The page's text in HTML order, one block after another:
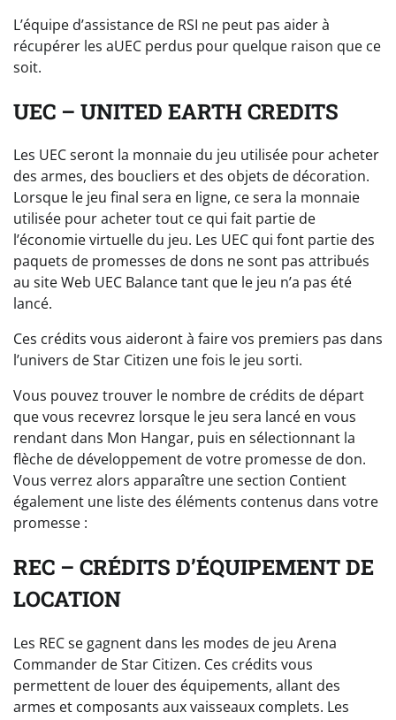
L’équipe d’assistance de RSI ne peut pas aider à
récupérer les aUEC perdus pour quelque raison que ce
soit.
UEC – UNITED EARTH CREDITS
Les UEC seront la monnaie du jeu utilisée pour acheter
des armes, des boucliers et des objets de décoration.
Lorsque le jeu final sera en ligne, ce sera la monnaie
utilisée pour acheter tout ce qui fait partie de
l’économie virtuelle du jeu. Les UEC qui font partie des
paquets de promesses de dons ne sont pas attribués
au site Web UEC Balance tant que le jeu n’a pas été
lancé.
Ces crédits vous aideront à faire vos premiers pas dans
l’univers de Star Citizen une fois le jeu sorti.
Vous pouvez trouver le nombre de crédits de départ
que vous recevrez lorsque le jeu sera lancé en vous
rendant dans Mon Hangar, puis en sélectionnant la
flèche de développement de votre promesse de don.
Vous verrez alors apparaître une section Contient
également une liste des éléments contenus dans votre
promesse :
REC – CRÉDITS D’ÉQUIPEMENT DE
LOCATION
Les REC se gagnent dans les modes de jeu Arena
Commander de Star Citizen. Ces crédits vous
permettent de louer des équipements, allant des
armes et composants aux vaisseaux complets. Les